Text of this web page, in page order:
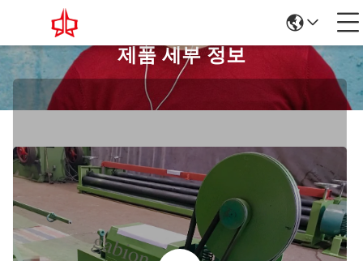
제품 세부 정보